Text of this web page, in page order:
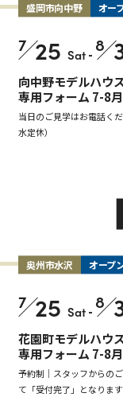
盛岡市向中野 オー
7 25 Sat- 8
向中野モデルハウ
専用フォーム 7-8月
当日のご見学はお電話く
水定休）
奥州市水沢 オープ
7 25 Sat- 8
花園町モデルハウ
専用フォーム 7-8月
予約制｜スタッフからの
て「受付完了」となります